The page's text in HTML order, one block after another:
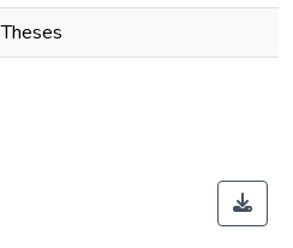
Theses